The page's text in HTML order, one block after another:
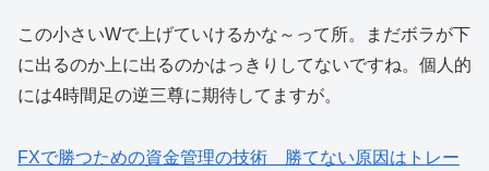
この小さいWで上げていけるかな～って所。まだボラが下
に出るのか上に出るのかはっきりしてないですね。個人的
には4時間足の逆三尊に期待してますが。
FXで勝つための資金管理の技術 勝てない原因はトレー